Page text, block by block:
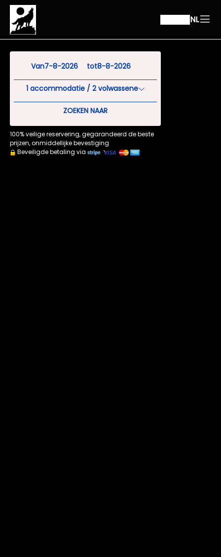
NL
Van tot
1 accommodatie / 2volwassene
ZOEKEN NAAR
100% veilige reservering, gegarandeerd de beste
prijzen, onmiddellijke bevestiging
Beveiligde betaling via